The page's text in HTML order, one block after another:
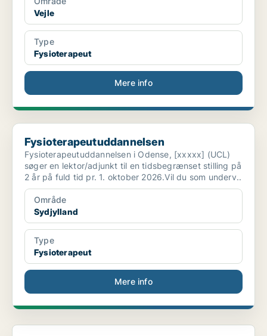
Vejle
Type
Fysioterapeut
Mere info
Fysioterapeutuddannelsen
Fysioterapeutuddannelsen
Fysioterapeutuddannelsen i Odense, [xxxxx] (UCL)
søger en lektor/adjunkt til en tidsbegrænset stilling på
2 år på fuld tid pr. 1. oktober 2026.Vil du som underv..
Område
Sydjylland
Type
Fysioterapeut
Mere info